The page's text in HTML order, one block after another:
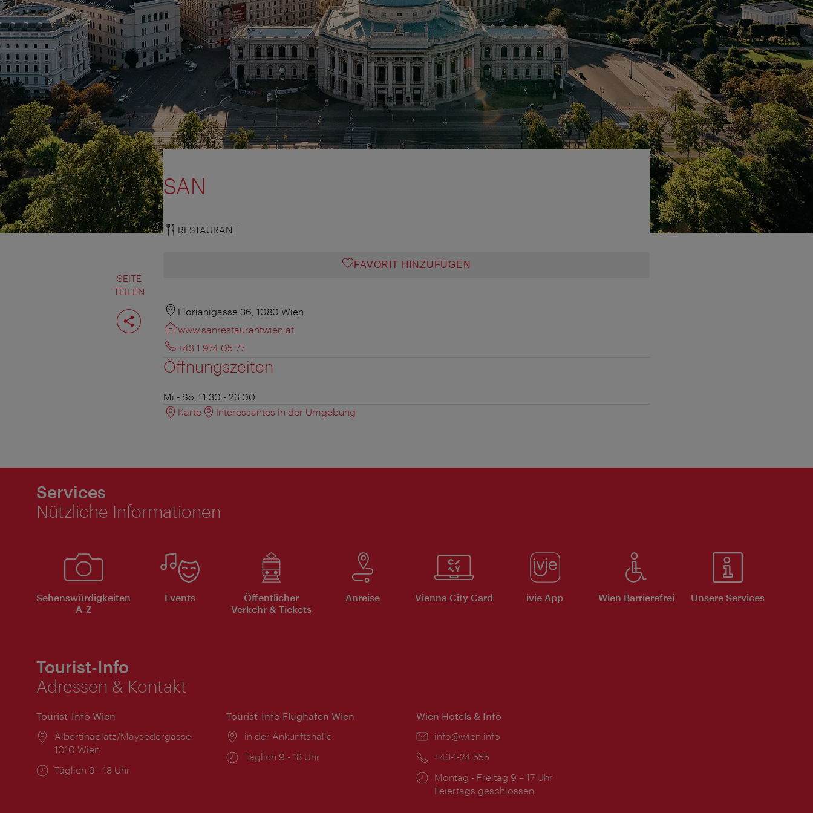
SEITE
TEILEN
Seite
teilen
SAN
RESTAURANT
FAVORIT HINZUFÜGEN
Florianigasse 36, 1080 Wien
www.sanrestaurantwien.at
+43 1 974 05 77
Öffnungszeiten
Mi - So, 11:30 - 23:00
Karte
Interessantes in der Umgebung
Services
Nützliche Informationen
Sehenswürdigkeiten
A-Z
Events
Öffentlicher
Verkehr & Tickets
Anreise Vienna City Card ivie App Wien Barrierefrei Unsere Services
Tourist-Info
Adressen & Kontakt
Tourist-Info Wien
Ort:
Albertinaplatz/Maysedergasse
1010 Wien
Öffnungszeiten:
Täglich 9 - 18 Uhr
Tourist-Info Flughafen Wien
Ort:
in der Ankunftshalle
Öffnungszeiten:
Täglich 9 - 18 Uhr
Wien Hotels & Info
Email:
info@wien.info
Telefon:
+43-1-24 555
Öffnungszeiten:
Montag - Freitag 9 – 17 Uhr
Feiertags geschlossen